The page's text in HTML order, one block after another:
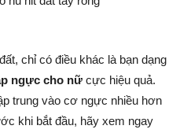
chỉ có điều khác là bạn dạng
ngực cho nữ cực hiệu quả.
trung vào cơ ngực nhiều hơn
khi bắt đầu, hãy xem ngay